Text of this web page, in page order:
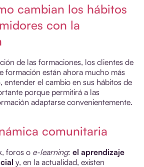
cambian los hábitos
con la
de las formaciones, los clientes de
formación están ahora mucho más
entender el cambio en sus hábitos de
porque permitirá a las
adaptarse convenientemente.
comunitaria
foros o e-learning: el aprendizaje
y, en la actualidad, existen